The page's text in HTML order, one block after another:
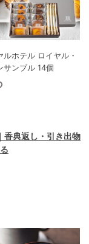
ルホテル ロイヤル・
サンブル 14個
香典返し・引き出物